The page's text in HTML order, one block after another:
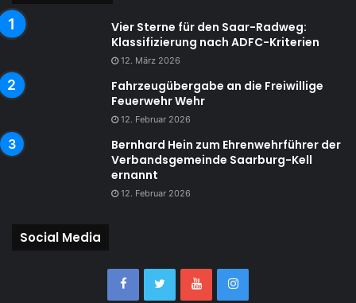
Vier Sterne für den Saar-Radweg:
Klassifizierung nach ADFC-Kriterien
12. März 2026
Fahrzeugübergabe an die Freiwillige
Feuerwehr Wehr
12. Februar 2026
Bernhard Hein zum Ehrenwehrführer der
Verbandsgemeinde Saarburg-Kell
ernannt
12. Februar 2026
Social Media